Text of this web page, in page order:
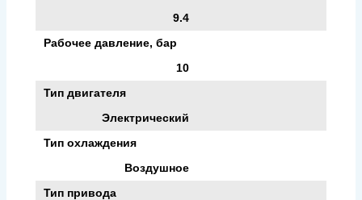
9.4
Рабочее давление, бар
10
Тип двигателя
Электрический
Тип охлаждения
Воздушное
Тип привода